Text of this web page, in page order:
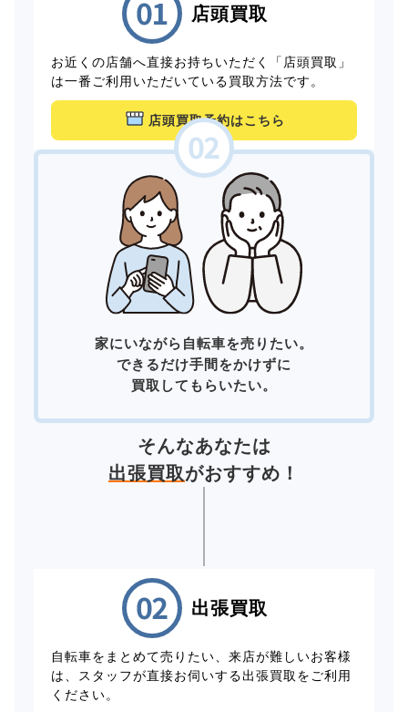
店頭買取
お近くの店舗へ直接お持ちいただく「店頭買取」
は一番ご利用いただいている買取方法です。
店頭買取予約はこちら
家にいながら自転車を売りたい。
できるだけ手間をかけずに
買取してもらいたい。
そんなあなたは
出張買取がおすすめ！
出張買取
自転車をまとめて売りたい、来店が難しいお客様
は、スタッフが直接お伺いする出張買取をご利用
ください。